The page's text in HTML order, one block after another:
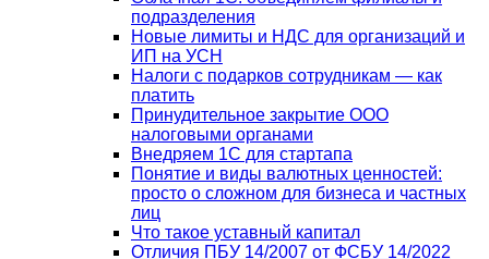
подразделения
Новые лимиты и НДС для организаций и
ИП на УСН
Налоги с подарков сотрудникам — как
платить
Принудительное закрытие ООО
налоговыми органами
Внедряем 1С для стартапа
Понятие и виды валютных ценностей:
просто о сложном для бизнеса и частных
лиц
Что такое уставный капитал
Отличия ПБУ 14/2007 от ФСБУ 14/2022